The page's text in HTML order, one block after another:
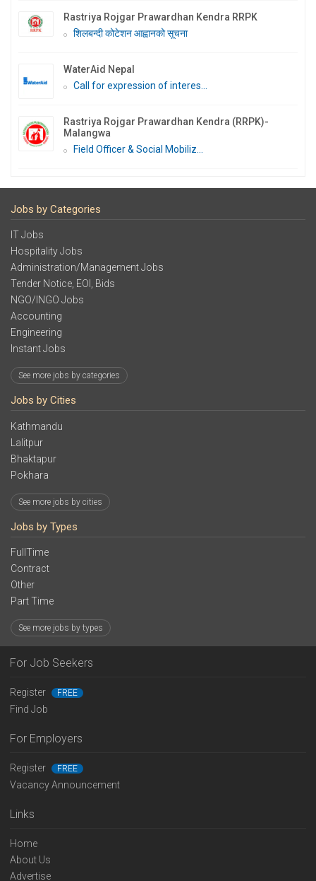
Rastriya Rojgar Prawardhan Kendra RRPK
शिलबन्दी कोटेशन आह्वानको सूचना
WaterAid Nepal
Call for expression of interes...
Rastriya Rojgar Prawardhan Kendra (RRPK)-
Malangwa
Field Officer & Social Mobiliz...
Jobs by Categories
IT Jobs
Hospitality Jobs
Administration/Management Jobs
Tender Notice, EOI, Bids
NGO/INGO Jobs
Accounting
Engineering
Instant Jobs
See more jobs by categories
Jobs by Cities
Kathmandu
Lalitpur
Bhaktapur
Pokhara
See more jobs by cities
Jobs by Types
FullTime
Contract
Other
Part Time
See more jobs by types
For Job Seekers
Register FREE
Find Job
For Employers
Register FREE
Vacancy Announcement
Links
Home
About Us
Advertise